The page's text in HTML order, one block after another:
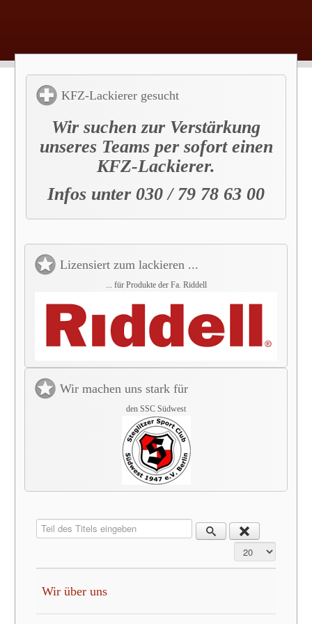
KFZ-Lackierer gesucht
Wir suchen zur Verstärkung
unseres Teams per sofort einen
KFZ-Lackierer.
Infos unter 030 / 79 78 63 00
Lizensiert zum lackieren ...
... für Produkte der Fa. Riddell
Wir machen uns stark für
den SSC Südwest
Teil des Titels eingeben
Anzeige #
Wir über uns